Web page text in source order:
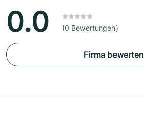
0.0 (0 Bewertungen)
Firma bewerten